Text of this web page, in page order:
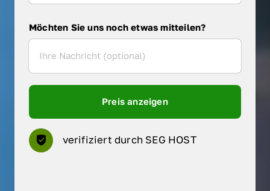
Möchten Sie uns noch etwas mitteilen?
Preis anzeigen
verifiziert durch SEG HOST